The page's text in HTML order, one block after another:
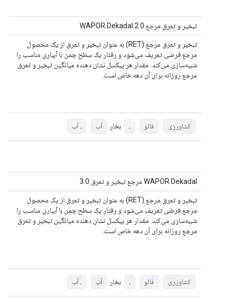
تبخیر و تعرق مرجع WAPOR Dekadal 2.0
تبخیر و تعرق مرجع (RET) به عنوان تبخیر و تعرق از یک محصول
مرجع فرضی تعریف می‌شود و رفتار یک سطح چمن با آبیاری مناسب را
شبیه‌سازی می‌کند. مقدار هر پیکسل نشان دهنده میانگین تبخیر و تعرق
مرجع روزانه برای آن دهه خاص است.
کشاورزی فائو ، بخار آب ، آب
WAPOR Dekadal مرجع تبخیر و تعرق 3.0
تبخیر و تعرق مرجع (RET) به عنوان تبخیر و تعرق از یک محصول
مرجع فرضی تعریف می‌شود و رفتار یک سطح چمن با آبیاری مناسب را
شبیه‌سازی می‌کند. مقدار هر پیکسل نشان دهنده میانگین تبخیر و تعرق
مرجع روزانه برای آن دهه خاص است.
کشاورزی فائو ، بخار آب ، آب